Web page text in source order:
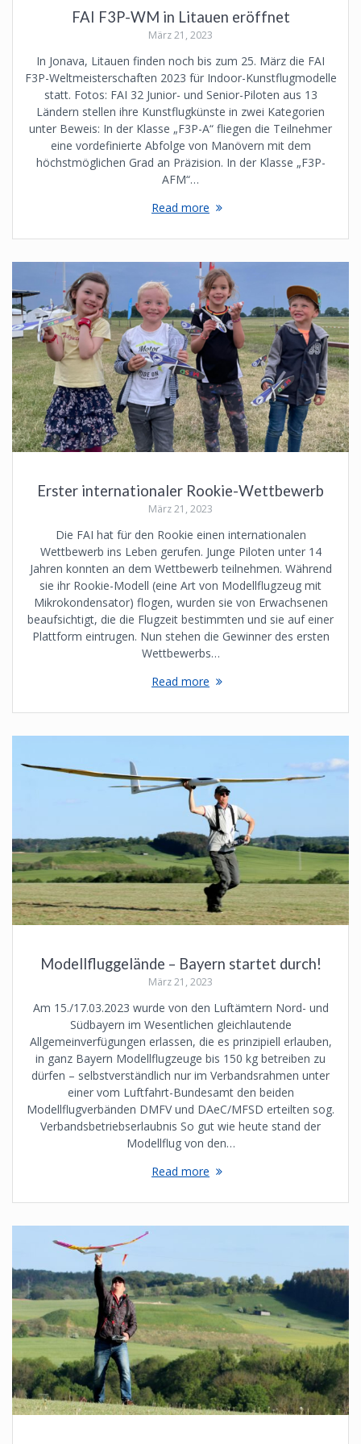
FAI F3P-WM in Litauen eröffnet
März 21, 2023
In Jonava, Litauen finden noch bis zum 25. März die FAI
F3P-Weltmeisterschaften 2023 für Indoor-Kunstflugmodelle
statt. Fotos: FAI 32 Junior- und Senior-Piloten aus 13
Ländern stellen ihre Kunstflugkünste in zwei Kategorien
unter Beweis: In der Klasse „F3P-A“ fliegen die Teilnehmer
eine vordefinierte Abfolge von Manövern mit dem
höchstmöglichen Grad an Präzision. In der Klasse „F3P-
AFM“…
Read more
Erster internationaler Rookie-Wettbewerb
März 21, 2023
Die FAI hat für den Rookie einen internationalen
Wettbewerb ins Leben gerufen. Junge Piloten unter 14
Jahren konnten an dem Wettbewerb teilnehmen. Während
sie ihr Rookie-Modell (eine Art von Modellflugzeug mit
Mikrokondensator) flogen, wurden sie von Erwachsenen
beaufsichtigt, die die Flugzeit bestimmten und sie auf einer
Plattform eintrugen. Nun stehen die Gewinner des ersten
Wettbewerbs…
Read more
Modellfluggelände – Bayern startet durch!
März 21, 2023
Am 15./17.03.2023 wurde von den Luftämtern Nord- und
Südbayern im Wesentlichen gleichlautende
Allgemeinverfügungen erlassen, die es prinzipiell erlauben,
in ganz Bayern Modellflugzeuge bis 150 kg betreiben zu
dürfen – selbstverständlich nur im Verbandsrahmen unter
einer vom Luftfahrt-Bundesamt den beiden
Modellflugverbänden DMFV und DAeC/MFSD erteilten sog.
Verbandsbetriebserlaubnis So gut wie heute stand der
Modellflug von den…
Read more